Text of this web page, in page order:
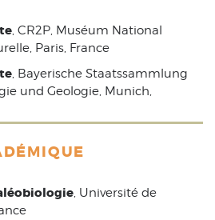
, CR2P, Muséum National
Paris, France
, Bayerische Staatssammlung
und Geologie, Munich,
, Université de